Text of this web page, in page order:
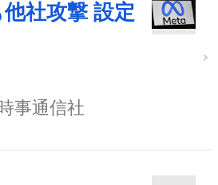
社攻撃 設定
事通信社